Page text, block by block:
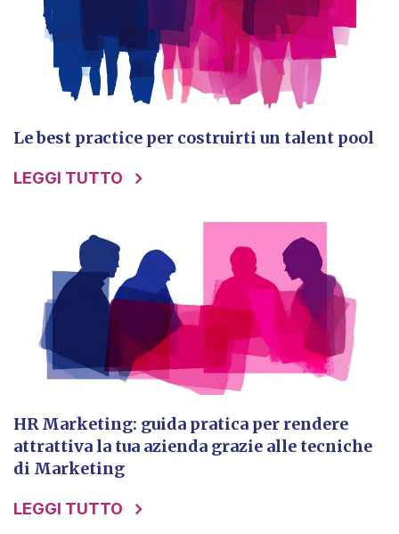
Le best practice per costruirti un talent pool
LEGGI TUTTO
HR Marketing: guida pratica per rendere
attrattiva la tua azienda grazie alle tecniche
di Marketing
LEGGI TUTTO